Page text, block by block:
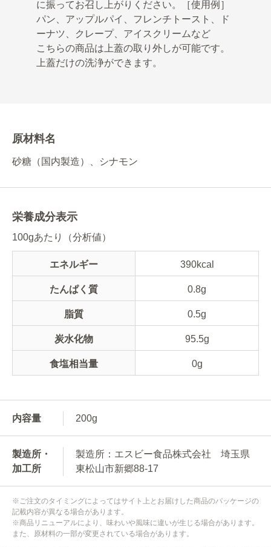
に振ってお召し上がりください。［使用例］
パン、アップルパイ、フレンチトースト、ド
ーナツ、クレープ、アイスクリームなど
こちらの商品は上蓋の取り外しが可能です。
上蓋だけの洗浄ができます。
原材料名
砂糖（国内製造）、シナモン
栄養成分表示
100gあたり（分析値）
エネルギー 390kcal
たんぱく質 0.8g
脂質 0.5g
炭水化物 95.5g
食塩相当量 0g
内容量 200g
製造所・
加工所
製造所：エスビー食品株式会社 埼玉県
東松山市新郷88-17
※ご注文のタイミングによってはサイト上とお届けした商品のパッケージの
記載内容が異なる場合があります。
※商品リニューアルにより、味わいや風味に違いが生じる場合があります。
また、原材料の一部が変更されている場合があります。